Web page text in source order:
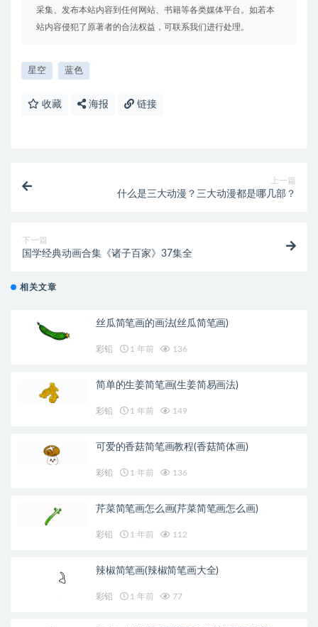
采集、发布本站内容到任何网站、书籍等各类媒体平台。如若本
站内容侵犯了原著者的合法权益，可联系我们进行处理。
星空 蓝色
收藏 海报 链接
上一篇
什么是三大动漫？三大动漫都是哪几部？
下一篇
国学经典动画合集《诸子百家》37集全
相关文章
丝瓜简笔画的画法(丝瓜简笔画)
彩铅 1 年前 136
简单的生姜简笔画(生姜简易画法)
彩铅 1 年前 149
可爱的香菇简笔画教程(香菇简体画)
彩铅 1 年前 136
芹菜简笔画怎么画(芹菜简笔画怎么画)
彩铅 1 年前 112
辣椒简笔画(辣椒简笔画大全)
彩铅 1 年前 77